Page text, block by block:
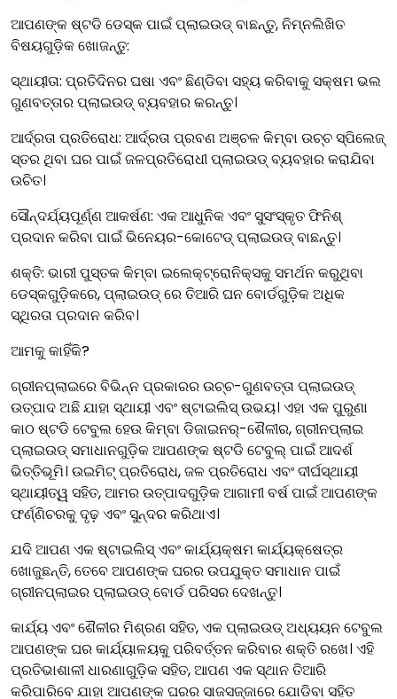
ଆପଣଙ୍କ ଷ୍ଟଡି ଡେସ୍କ ପାଇଁ ପ୍ଲାଇଉଡ୍ ବାଛନ୍ତୁ, ନିମ୍ନଲିଖିତ
ବିଷୟଗୁଡ଼ିକ ଖୋଜନ୍ତୁ:
ସ୍ଥାୟୀତା: ପ୍ରତିଦିନର ଘଷା ଏବଂ ଛିଣ୍ଡିବା ସହ୍ୟ କରିବାକୁ ସକ୍ଷମ ଭଲ
ଗୁଣବତ୍ତାର ପ୍ଲାଇଉଡ୍ ବ୍ୟବହାର କରନ୍ତୁ।
ଆର୍ଦ୍ରତା ପ୍ରତିରୋଧ: ଆର୍ଦ୍ରତା ପ୍ରବଣ ଅଞ୍ଚଳ କିମ୍ବା ଉଚ୍ଚ ସ୍ପିଲେଜ୍
ସ୍ତର ଥିବା ଘର ପାଇଁ ଜଳପ୍ରତିରୋଧୀ ପ୍ଲାଇଉଡ୍ ବ୍ୟବହାର କରାଯିବା
ଉଚିତ।
ସୌନ୍ଦର୍ଯ୍ୟପୂର୍ଣ୍ଣ ଆକର୍ଷଣ: ଏକ ଆଧୁନିକ ଏବଂ ସୁସଂସ୍କୃତ ଫିନିଶ୍
ପ୍ରଦାନ କରିବା ପାଇଁ ଭିନେୟର-କୋଟେଡ୍ ପ୍ଲାଇଉଡ୍ ବାଛନ୍ତୁ।
ଶକ୍ତି: ଭାରୀ ପୁସ୍ତକ କିମ୍ବା ଇଲେକ୍ଟ୍ରୋନିକ୍ସକୁ ସମର୍ଥନ କରୁଥିବା
ଡେସ୍କଗୁଡ଼ିକରେ, ପ୍ଲାଇଉଡ୍ ରେ ତିଆରି ଘନ ବୋର୍ଡଗୁଡ଼ିକ ଅଧିକ
ସ୍ଥିରତା ପ୍ରଦାନ କରିବ।
ଆମକୁ କାହିଁକି?
ଗ୍ରୀନପ୍ଲାଇରେ ବିଭିନ୍ନ ପ୍ରକାରର ଉଚ୍ଚ-ଗୁଣବତ୍ତା ପ୍ଲାଇଉଡ୍
ଉତ୍ପାଦ ଅଛି ଯାହା ସ୍ଥାୟୀ ଏବଂ ଷ୍ଟାଇଲିସ୍ ଉଭୟ। ଏହା ଏକ ପୁରୁଣା
କାଠ ଷ୍ଟଡି ଟେବୁଲ ହେଉ କିମ୍ବା ଡିଜାଇନର୍-ଶୈଳୀର, ଗ୍ରୀନପ୍ଲାଇ
ପ୍ଲାଇଉଡ୍ ସମାଧାନଗୁଡ଼ିକ ଆପଣଙ୍କ ଷ୍ଟଡି ଟେବୁଲ୍‌ ପାଇଁ ଆଦର୍ଶ
ଭିତ୍ତିଭୂମି। ଉଇମିଟ୍ ପ୍ରତିରୋଧ, ଜଳ ପ୍ରତିରୋଧ ଏବଂ ଦୀର୍ଘସ୍ଥାୟୀ
ସ୍ଥାୟୀତ୍ୱ ସହିତ, ଆମର ଉତ୍ପାଦଗୁଡ଼ିକ ଆଗାମୀ ବର୍ଷ ପାଇଁ ଆପଣଙ୍କ
ଫର୍ଣ୍ଣିଚରକୁ ଦୃଢ଼ ଏବଂ ସୁନ୍ଦର କରିଥାଏ।
ଯଦି ଆପଣ ଏକ ଷ୍ଟାଇଲିସ୍ ଏବଂ କାର୍ଯ୍ୟକ୍ଷମ କାର୍ଯ୍ୟକ୍ଷେତ୍ର
ଖୋଜୁଛନ୍ତି, ତେବେ ଆପଣଙ୍କ ଘରର ଉପଯୁକ୍ତ ସମାଧାନ ପାଇଁ
ଗ୍ରୀନପ୍ଲାଇର ପ୍ଲାଇଉଡ୍ ବୋର୍ଡ ପରିସର ଦେଖନ୍ତୁ।
କାର୍ଯ୍ୟ ଏବଂ ଶୈଳୀର ମିଶ୍ରଣ ସହିତ, ଏକ ପ୍ଲାଇଉଡ୍ ଅଧ୍ୟୟନ ଟେବୁଲ
ଆପଣଙ୍କ ଘର କାର୍ଯ୍ୟାଳୟକୁ ପରିବର୍ତ୍ତନ କରିବାର ଶକ୍ତି ରଖେ। ଏହି
ପ୍ରତିଭାଶାଳୀ ଧାରଣାଗୁଡ଼ିକ ସହିତ, ଆପଣ ଏକ ସ୍ଥାନ ତିଆରି
କରିପାରିବେ ଯାହା ଆପଣଙ୍କ ଘରର ସାଜସଜ୍ଜାରେ ଯୋଡିବା ସହିତ